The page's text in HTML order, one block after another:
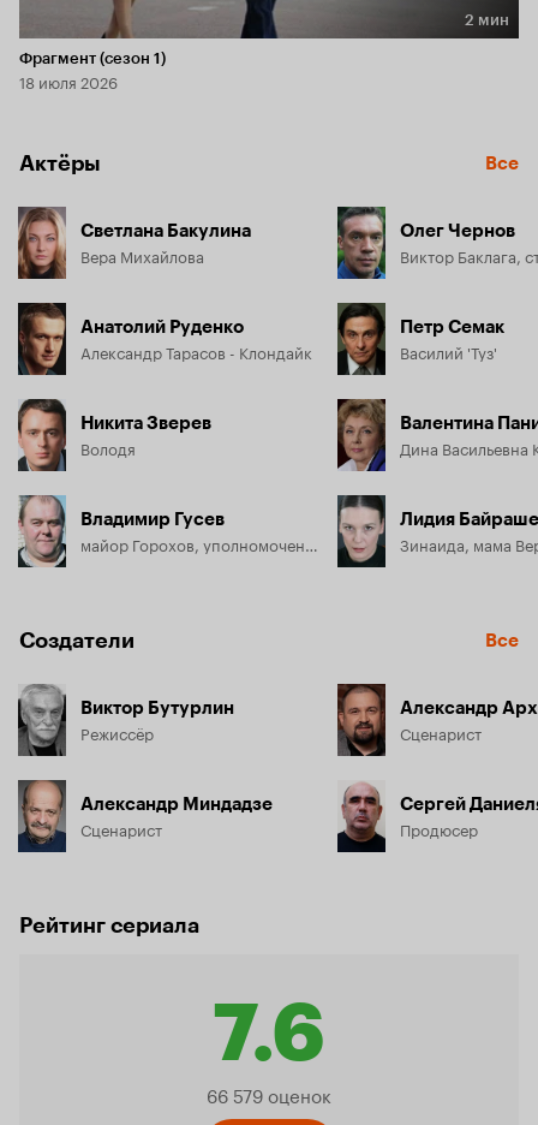
Длительность 2 мин
2 мин
Фрагмент (сезон 1)
18 июля 2026
Актёры Все
Светлана Бакулина
Вера Михайлова
Анатолий Руденко
Александр Тарасов - Клондайк
Никита Зверев
Володя
Владимир Гусев
Олег Чернов
Петр Семак
Василий 'Туз'
Валентина
Лидия
Зинаида, мама
Создатели Все
Виктор Бутурлин
Режиссёр
Александр Миндадзе
Сценарист
Александр
Сценарист
Сергей
Продюсер
Рейтинг сериала
7.6
Рейтинг
66 579 оценок